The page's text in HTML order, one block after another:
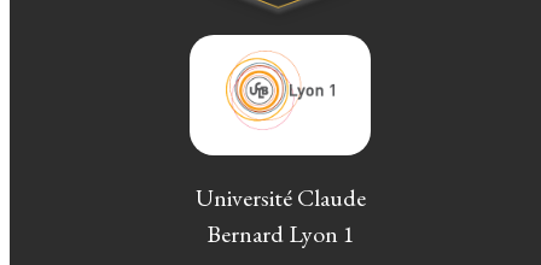
Université Claude
Bernard Lyon 1